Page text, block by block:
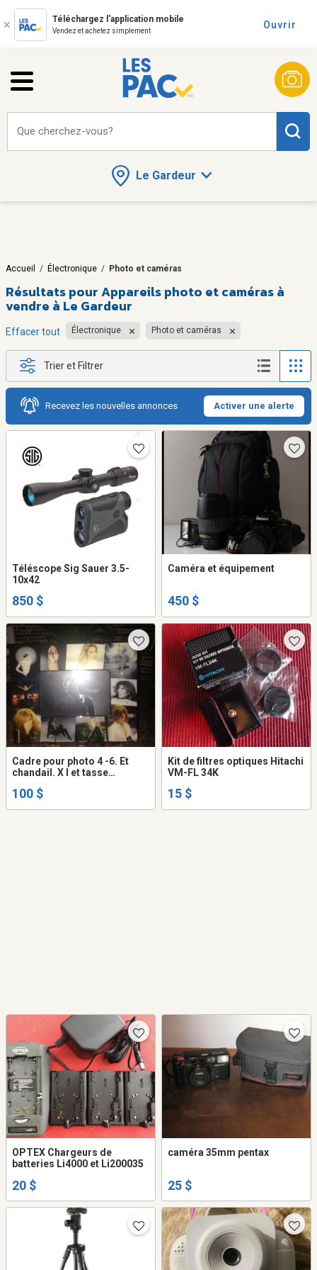
Téléchargez l'application mobile
Vendez et achetez simplement
Ouvrir
Le Gardeur
Que cherchez-vous?
Accueil / Électronique / Photo et caméras
Résultats pourAppareils photo et caméras à
vendre à Le Gardeur
Effacer tout Électronique Photo et caméras
Trier et Filtrer
Recevez les nouvelles annonces Activer une alerte
Téléscope Sig Sauer 3.5-
10x42
850 $
Caméra et équipement
450 $
Cadre pour photo 4 -6. Et
chandail. X l et tasse
100 $
Kit de filtres optiques Hitachi
VM-FL 34K
15 $
OPTEX Chargeurs de
batteries Li4000 et Li200035
20 $
caméra 35mm pentax
25 $